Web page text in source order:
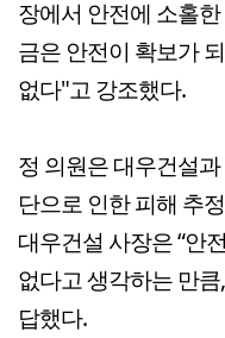
장에서 안전에 소홀
금은 안전이 확보가
없다"고 강조했다.
정 의원은 대우건설
단으로 인한 피해 추
대우건설 사장은 “안
없다고 생각하는 만
답했다.